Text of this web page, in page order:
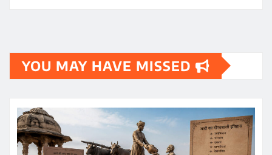
YOU MAY HAVE MISSED